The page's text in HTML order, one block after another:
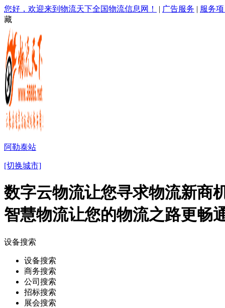
您好，欢迎来到物流天下全国物流信息网！ | 广告服务 | 服务
藏
阿勒泰站
[切换城市]
数字云物流让您寻求物流新商
智慧物流让您的物流之路更畅
设备搜索
设备搜索
商务搜索
公司搜索
招标搜索
展会搜索